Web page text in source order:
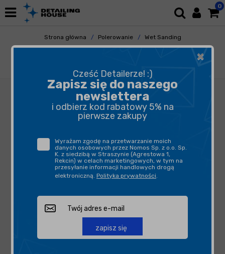
0
Strona główna Polerowanie
Wet Sanding
Akcesoria
×
Cześć Detailerze! :)
Zapisz się do naszego
newslettera
i odbierz kod rabatowy 5% na
pierwsze zakupy
Wyrażam zgodę na przetwarzanie moich
danych osobowych przez Nomos Sp. z o.o. Sp.
K. z siedzibą w Straszynie (Agrestowa 1,
Rekcin) w celach marketingowych, w tym na
przesyłanie informacji handlowych drogą
elektroniczną. Polityka prywatności.
zapisz się